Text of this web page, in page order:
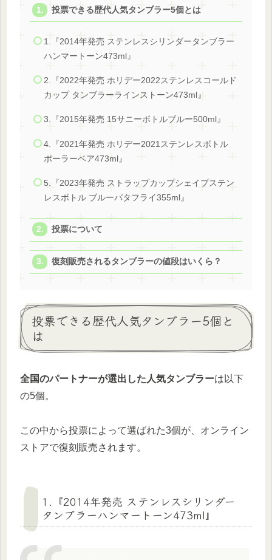
投票できる歴代人気タンブラー5個とは
1.『2014年発売 ステンレスシリンダータンブラー
ハンマートーン473ml』
2.『2022年発売 ホリデー2022ステンレスコールド
カップ タンブラーラインストーン473ml』
3.『2015年発売 15サニーボトルブルー500ml』
4.『2021年発売 ホリデー2021ステンレスボトル
ポーラーベア473ml』
5.『2023年発売 ストラップカップシェイプステン
レスボトル ブルーバタフライ355ml』
投票について
復刻販売されるタンブラーの値段はいくら？
投票できる歴代人気タンブラー5個と
は
全国のパートナーが選出した人気タンブラーは以下
の5個。
この中から投票によって選ばれた3個が、オンライン
ストアで復刻販売されます。
1.『2014年発売 ステンレスシリンダー
タンブラーハンマートーン473ml』